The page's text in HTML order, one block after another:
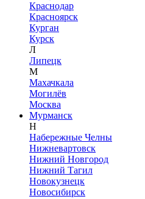
Краснодар
Красноярск
Курган
Курск
Л
Липецк
М
Махачкала
Могилёв
Москва
Мурманск
Н
Набережные Челны
Нижневартовск
Нижний Новгород
Нижний Тагил
Новокузнецк
Новосибирск